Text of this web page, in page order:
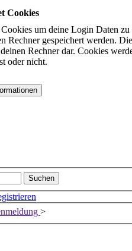
Cookies
um deine Login Daten
Rechner gespeichert werden.
Rechner dar. Cookies
oder nicht.
>